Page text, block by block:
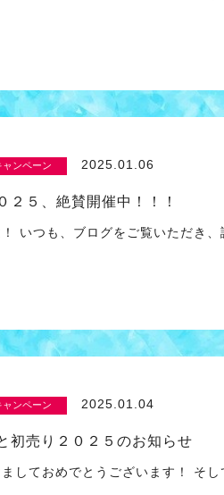
ャンペーン 2025.01.06
２５、絶賛開催中！！！
！ いつも、ブログをご覧いただき
ャンペーン 2025.01.04
初売り２０２５のお知らせ
しておめでとうございます！ そ